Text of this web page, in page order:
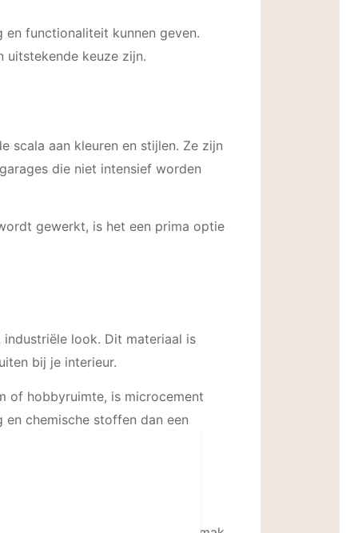
functionaliteit kunnen geven.
uitstekende keuze zijn.
scala aan kleuren en stijlen. Ze zijn
die niet intensief worden
gewerkt, is het een prima optie
look. Dit materiaal is
bij je interieur.
of hobbyruimte, is microcement
chemische stoffen dan een